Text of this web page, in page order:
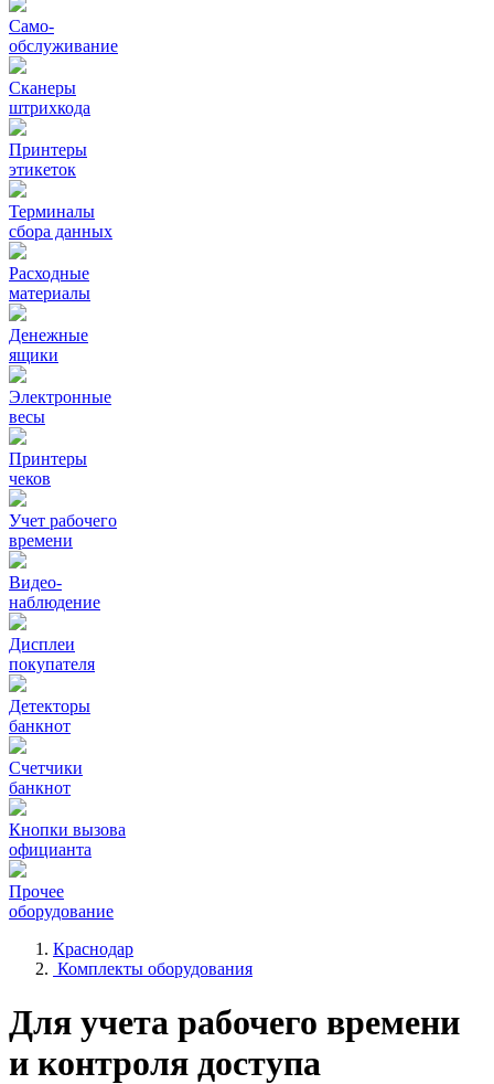
Само-
обслуживание
Сканеры
штрихкода
Принтеры
этикеток
Терминалы
сбора данных
Расходные
материалы
Денежные
ящики
Электронные
весы
Принтеры
чеков
Учет рабочего
времени
Видео‑
наблюдение
Дисплеи
покупателя
Детекторы
банкнот
Счетчики
банкнот
Кнопки вызова
официанта
Прочее
оборудование
Краснодар
Комплекты оборудования
Для учета рабочего времени
и контроля доступа